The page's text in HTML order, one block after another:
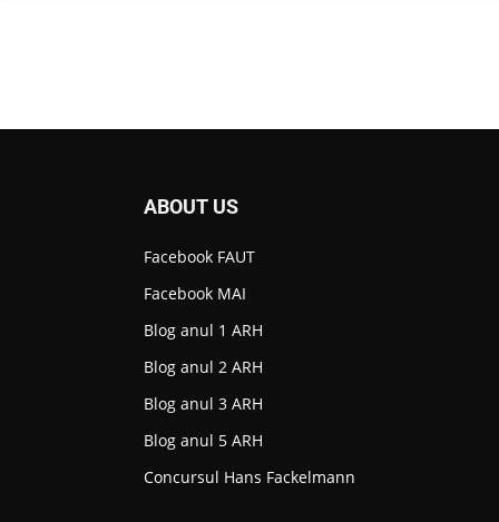
ABOUT US
Facebook FAUT
Facebook MAI
Blog anul 1 ARH
Blog anul 2 ARH
Blog anul 3 ARH
Blog anul 5 ARH
Concursul Hans Fackelmann